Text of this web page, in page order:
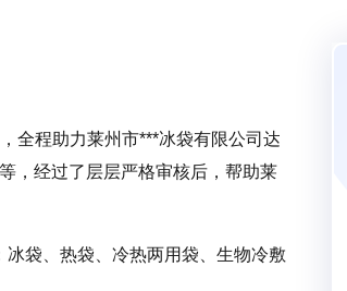
全程助力莱州市***冰袋有限公司达
，经过了层层严格审核后，帮助莱
袋、热袋、冷热两用袋、生物冷敷